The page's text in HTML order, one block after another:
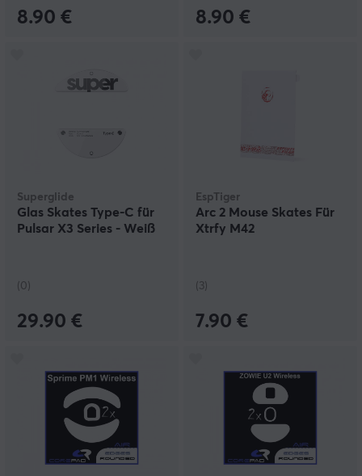
8.90 € 8.90 €
Superglide
Glas Skates Type-C für
Pulsar X3 Series - Weiß
(0)
29.90 €
EspTiger
Arc 2 Mouse Skates Für
Xtrfy M42
(3)
7.90 €